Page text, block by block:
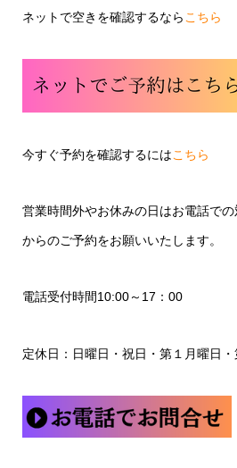
ネットで空きを確認するなら こちら
今すぐ予約を確認するにはこちら
営業時間外やお休みの日はお電話で
からのご予約をお願いいたします。
電話受付時間10:00～17：00
定休日：日曜日・祝日・第１月曜日・